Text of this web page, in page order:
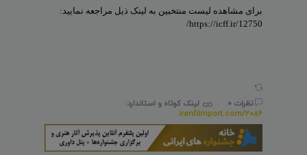
برای مشاهده لیست منتخبین به لینک ذیل مراجعه نمایید:
https://icff.ir/12750/
نظرات 0
لینک کوتاه و استاندارد:
iranfilmport.com/2086